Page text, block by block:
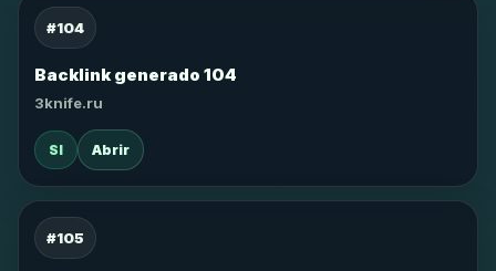
#104
Backlink generado 104
3knife.ru
SI Abrir
#105